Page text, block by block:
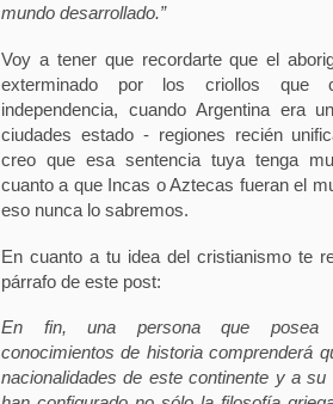
mundo desarrollado.”
Voy a tener que recordarte que el
exterminado por los criollos que
independencia, cuando Argentina era
ciudades estado - regiones recién
creo que esa sentencia tuya tenga
cuanto a que Incas o Aztecas fueran el
eso nunca lo sabremos.
En cuanto a tu idea del cristianismo te
párrafo de este post:
En fin, una persona que posea
conocimientos de historia comprenderá
nacionalidades de este continente y a